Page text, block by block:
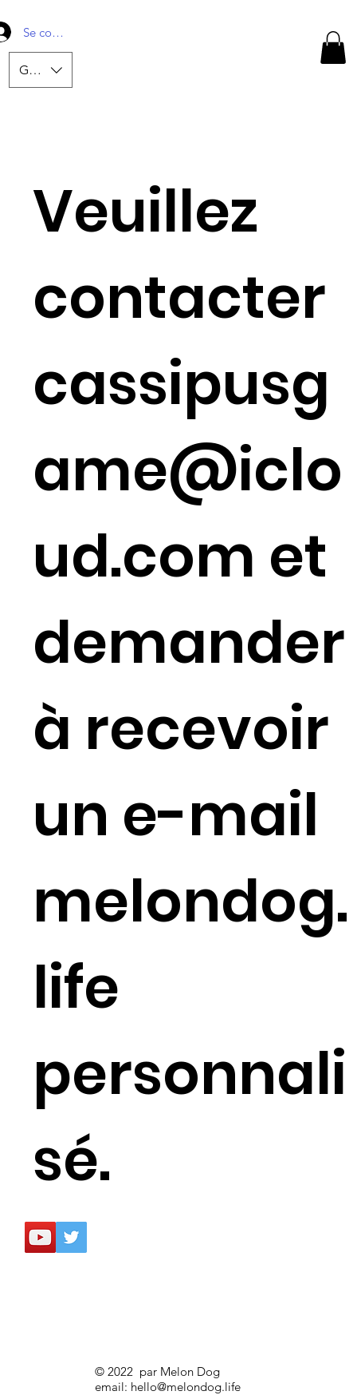
Se connecter
GBP (£)
Veuillez
contacter
cassipusg
ame@iclo
ud.com et
demander
à recevoir
un e-mail
melondog.
life
personnali
sé.
© 2022 par Melon Dog
email: hello@melondog.life